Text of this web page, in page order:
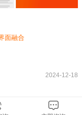
面融合
2024-12-18